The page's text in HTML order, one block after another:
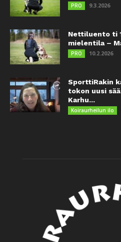
PRO 9.3.2026
Nettiluento ti
mielentila –
PRO 10.2.2026
SporttiRakin
tokon uusi
Karhu...
Koiraurheilun ilo